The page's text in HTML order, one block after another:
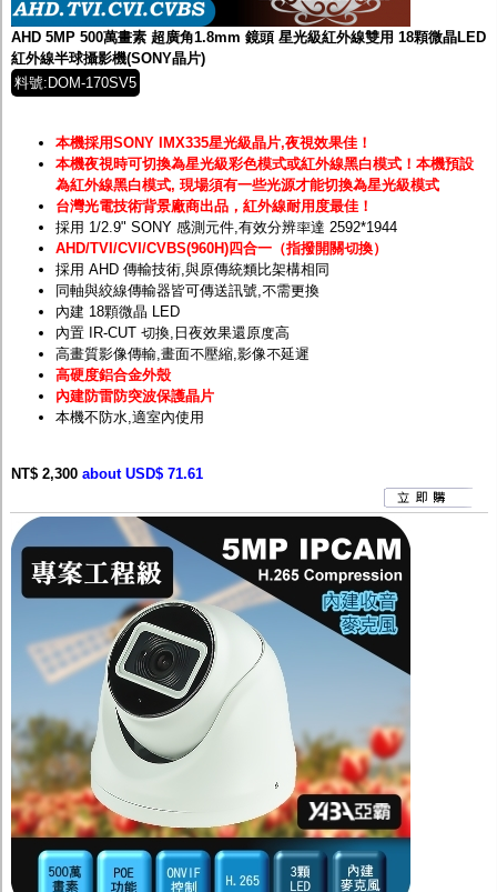
AHD 5MP 500萬畫素 超廣角1.8mm 鏡頭 星光級紅外線雙用 18顆微晶LED
紅外線半球攝影機(SONY晶片)
料號:DOM-170SV5
本機採用SONY IMX335星光級晶片,夜視效果佳！
本機夜視時可切換為星光級彩色模式或紅外線黑白模式！ 本機預設
為紅外線黑白模式, 現場須有一些光源才能切換為星光級模式
台灣光電技術背景廠商出品，紅外線耐用度最佳！
採用 1/2.9" SONY 感測元件,有效分辨率達 2592*1944
AHD/TVI/CVI/CVBS(960H)四合一（指撥開關切換）
採用 AHD 傳輸技術,與原傳統類比架構相同
同軸與絞線傳輸器皆可傳送訊號,不需更換
內建 18顆微晶 LED
內置 IR-CUT 切換,日夜效果還原度高
高畫質影像傳輸,畫面不壓縮,影像不延遲
高硬度鋁合金外殼
內建防雷防突波保護晶片
本機不防水,適室內使用
NT$ 2,300 about USD$ 71.61